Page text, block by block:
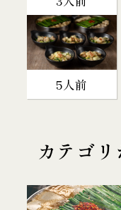
5人前
カテゴ